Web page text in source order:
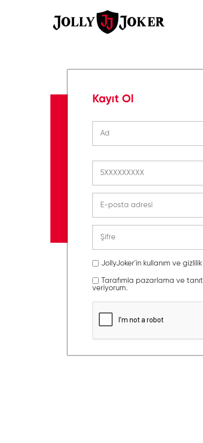
Kayıt Ol
JollyJoker'in kullanım ve
Tarafımla pazarlama ve
veriyorum.